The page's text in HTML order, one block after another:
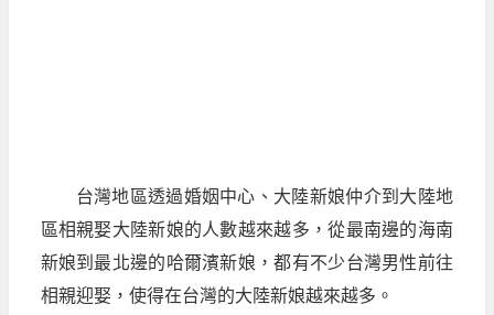
台灣地區透過婚姻中心、大陸新娘仲介到大陸地
區相親娶大陸新娘的人數越來越多，從最南邊的海南
新娘到最北邊的哈爾濱新娘，都有不少台灣男性前往
相親迎娶，使得在台灣的大陸新娘越來越多。